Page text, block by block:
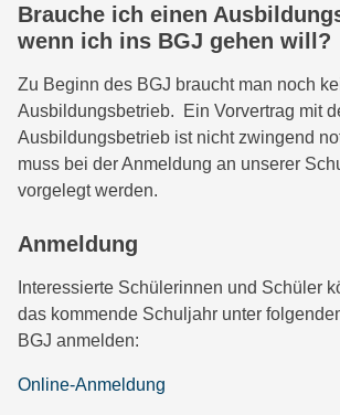
Brauche ich einen
wenn ich ins BGJ gehen will?
Zu Beginn des BGJ braucht man noch
Ausbildungsbetrieb. Ein Vorvertrag mit
Ausbildungsbetrieb ist nicht zwingend
muss bei der Anmeldung an unserer
vorgelegt werden.
Anmeldung
Interessierte Schülerinnen und Schüler
das kommende Schuljahr unter
BGJ anmelden:
Online-Anmeldung